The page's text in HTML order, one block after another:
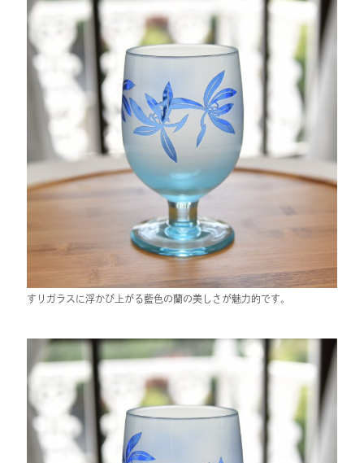
すりガラスに浮かび上がる藍色の蘭の美しさが魅力的です。